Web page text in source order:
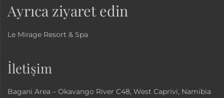
Ayrıca ziyaret edin
Le Mirage Resort & Spa
İletişim
Bagani Area – Okavango River C48, West Caprivi, Namibia